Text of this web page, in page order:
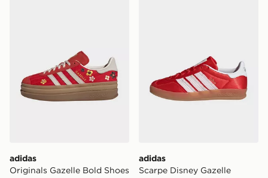
adidas
Originals Gazelle Bold Shoes
adidas
Scarpe Disney Gazelle